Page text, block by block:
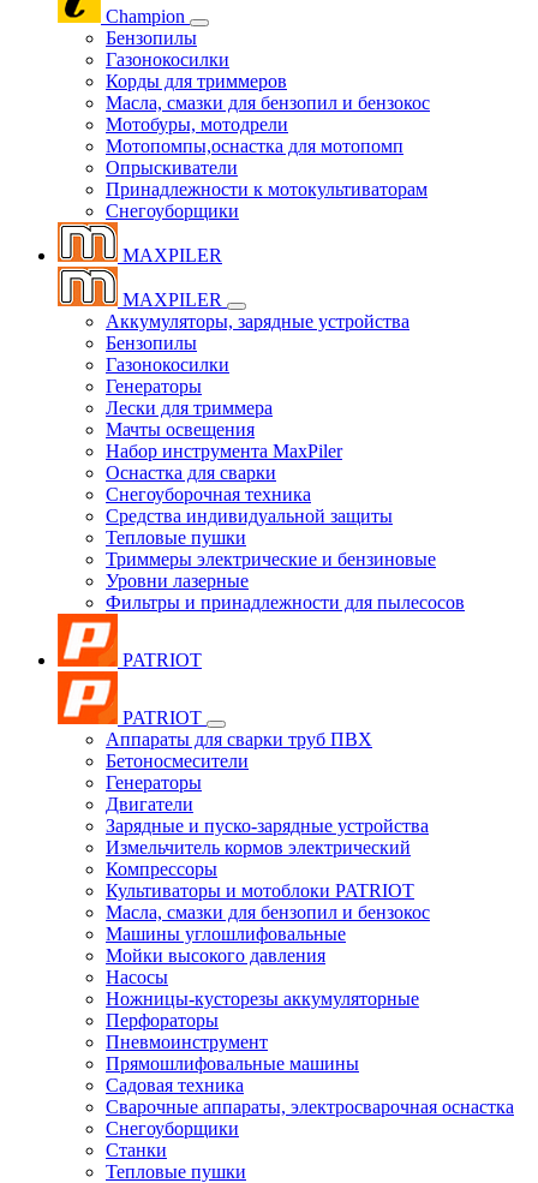
Champion
Бензопилы
Газонокосилки
Корды для триммеров
Масла, смазки для бензопил и бензокос
Мотобуры, мотодрели
Мотопомпы,оснастка для мотопомп
Опрыскиватели
Принадлежности к мотокультиваторам
Снегоуборщики
MAXPILER
MAXPILER
Аккумуляторы, зарядные устройства
Бензопилы
Газонокосилки
Генераторы
Лески для триммера
Мачты освещения
Набор инструмента MaxPiler
Оснастка для сварки
Снегоуборочная техника
Средства индивидуальной защиты
Тепловые пушки
Триммеры электрические и бензиновые
Уровни лазерные
Фильтры и принадлежности для пылесосов
PATRIOT
PATRIOT
Аппараты для сварки труб ПВХ
Бетоносмесители
Генераторы
Двигатели
Зарядные и пуско-зарядные устройства
Измельчитель кормов электрический
Компрессоры
Культиваторы и мотоблоки PATRIOT
Масла, смазки для бензопил и бензокос
Машины углошлифовальные
Мойки высокого давления
Насосы
Ножницы-кусторезы аккумуляторные
Перфораторы
Пневмоинструмент
Прямошлифовальные машины
Садовая техника
Сварочные аппараты, электросварочная оснастка
Снегоуборщики
Станки
Тепловые пушки